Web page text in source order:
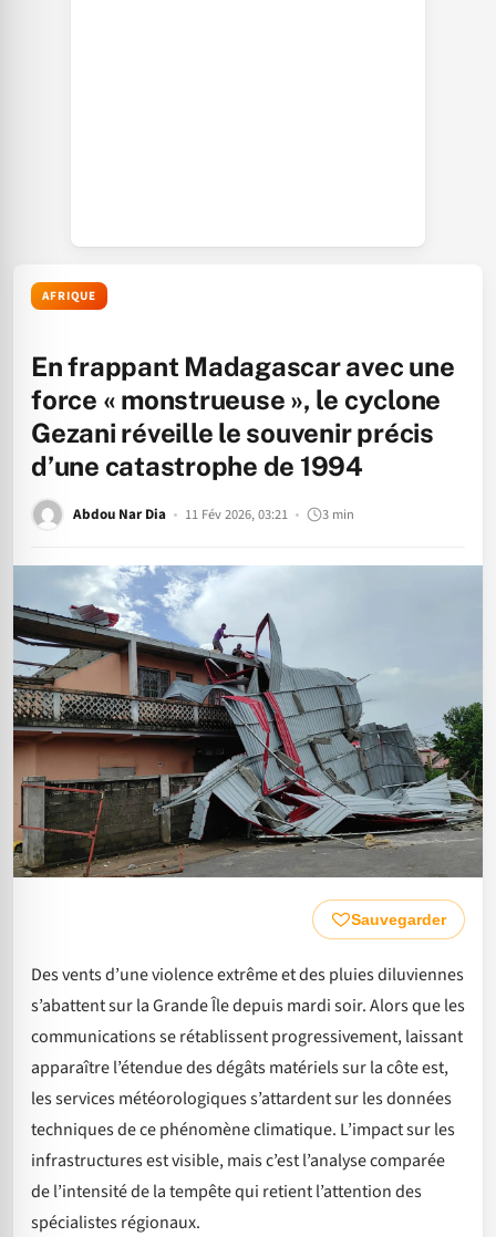
AFRIQUE
En frappant Madagascar avec une
force « monstrueuse », le cyclone
Gezani réveille le souvenir précis
d’une catastrophe de 1994
Abdou Nar Dia 11 Fév 2026, 03:21 3 min
Sauvegarder
Des vents d’une violence extrême et des pluies diluviennes
s’abattent sur la Grande Île depuis mardi soir. Alors que les
communications se rétablissent progressivement, laissant
apparaître l’étendue des dégâts matériels sur la côte est,
les services météorologiques s’attardent sur les données
techniques de ce phénomène climatique. L’impact sur les
infrastructures est visible, mais c’est l’analyse comparée
de l’intensité de la tempête qui retient l’attention des
spécialistes régionaux.